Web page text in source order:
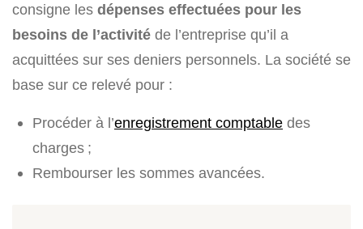
consigne les dépenses effectuées pour les
besoins de l’activité de l’entreprise qu’il a
acquittées sur ses deniers personnels. La société se
base sur ce relevé pour :
Procéder à l’enregistrement comptable des
charges ;
Rembourser les sommes avancées.